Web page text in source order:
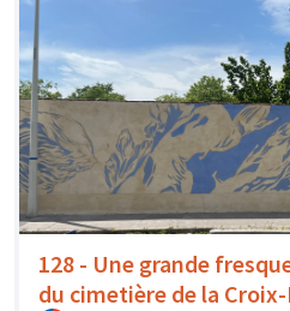
128 - Une grande
du cimetière de la